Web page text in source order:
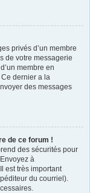
privés d’un membre
de votre messagerie
membre en
dernier a la
des messages
de ce forum !
des sécurités pour
à
est très important
du courriel).